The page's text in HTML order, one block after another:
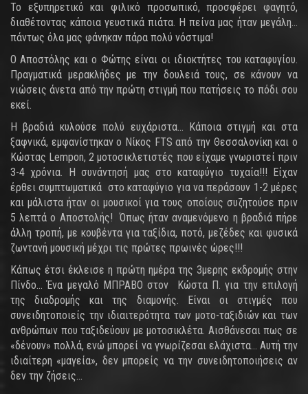
Το εξυπηρετικό και φιλικό προσωπικό, προσφέρει φαγητό,
διαθέτοντας κάποια γευστικά πιάτα. Η πείνα μας ήταν μεγάλη...
πάντως όλα μας φάνηκαν πάρα πολύ νόστιμα!
Ο Αποστόλης και ο Φώτης είναι οι ιδιοκτήτες του καταφυγίου.
Πραγματικά μερακλήδες με την δουλειά τους, σε κάνουν να
νιώσεις άνετα από την πρώτη στιγμή που πατήσεις το πόδι σου
εκεί.
Η βραδιά κυλούσε πολύ ευχάριστα... Κάποια στιγμή και στα
ξαφνικά, εμφανίστηκαν ο Νίκος FTS από την Θεσσαλονίκη και ο
Κώστας Lempon, 2 μοτοσικλετιστές που είχαμε γνωριστεί πριν
3-4 χρόνια. Η συνάντησή μας στο καταφύγιο τυχαία!!! Είχαν
έρθει συμπτωματικά στο καταφύγιο για να περάσουν 1-2 μέρες
και μάλιστα ήταν οι μουσικοί για τους οποίους συζητούσε πριν
5 λεπτά ο Αποστολής! Όπως ήταν αναμενόμενο η βραδιά πήρε
άλλη τροπή, με κουβέντα για ταξίδια, ποτό, μεζέδες και φυσικά
ζωντανή μουσική μέχρι τις πρώτες πρωινές ώρες!!!
Κάπως έτσι έκλεισε η πρώτη ημέρα της 3μερης εκδρομής στην
Πίνδο... Ένα μεγαλό ΜΠΡΑΒΟ στον Κώστα Π. για την επιλογή
της διαδρομής και της διαμονής. Είναι οι στιγμές που
συνειδητοποιείς την ιδιαιτερότητα των μοτο-ταξιδιών και των
ανθρώπων που ταξιδεύουν με μοτοσικλέτα. Αισθάνεσαι πως σε
«δένουν» πολλά, ενώ μπορεί να γνωρίζεσαι ελάχιστα... Αυτή την
ιδιαίτερη «μαγεία», δεν μπορείς να την συνειδητοποιήσεις αν
δεν την ζήσεις...